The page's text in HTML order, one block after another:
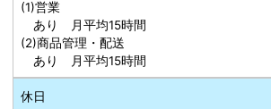
(1)営業
あり 月平均15時間
(2)商品管理・配送
あり 月平均15時間
休日